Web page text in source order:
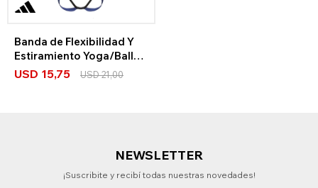
Banda de Flexibilidad Y
Estiramiento Yoga/Ballet
adidas
USD 15,75 USD21,00
NEWSLETTER
¡Suscribite y recibí todas nuestras novedades!